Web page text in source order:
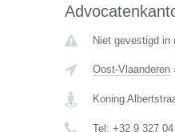
Niet gevestigd in
Oost-Vlaanderen
Koning
Tel: +32 9 327